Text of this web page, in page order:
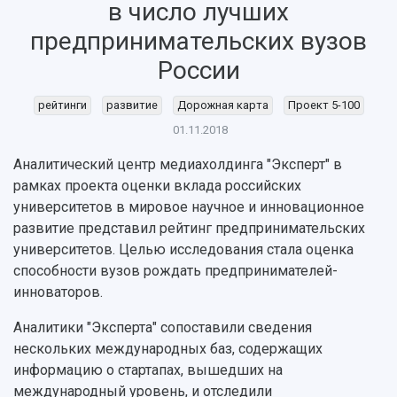
НАЗАД
Руководство
Попечительский совет
Ученый совет
Ректорат
Кадровый резерв
Персоналии
Сотрудники и преподаватели
Заслуженные деятели
События
СМИ об университете
Пресс-центр
Газета "Полет"
Газета "Самарский университет"
Мультимедиа
Бакалавриат и специалитет
Магистратура
Аспирантура
Формы обучения
Учебные планы
Дополнительное образование
Институты и факультеты
Образовательные программы
Профессорско-преподавательский состав
Расписание занятий
Научно-исследовательская деятельность
Диссертационные советы
Подготовка научных кадров
Конкурс на замещение должностей научных
работников
Научно-технический совет
Научные проекты и темы
Аспирантура и докторантура
Справочные материалы
Научная инфраструктура
в число лучших
предпринимательских вузов
России
рейтинги развитие Дорожная карта
Проект 5-100
01.11.2018
Аналитический центр медиахолдинга "Эксперт" в
рамках проекта оценки вклада российских
университетов в мировое научное и инновационное
развитие представил рейтинг предпринимательских
университетов. Целью исследования стала оценка
способности вузов рождать предпринимателей-
инноваторов.
Аналитики "Эксперта" сопоставили сведения
нескольких международных баз, содержащих
информацию о стартапах, вышедших на
международный уровень, и отследили